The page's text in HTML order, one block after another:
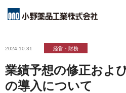
小野薬品について
小野薬品についてトップ
研究開発
2024.10.31 経営・財務
業績予想の修正およ
の導入について